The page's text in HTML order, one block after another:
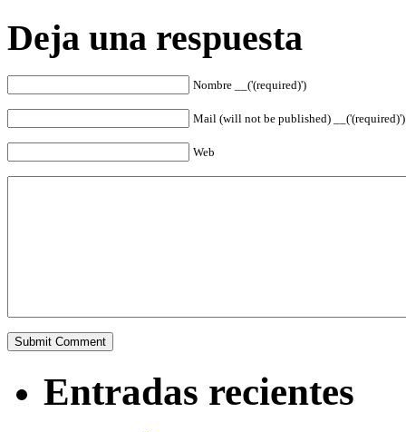
Deja una respuesta
Nombre __('(required)')
Mail (will not be published) __('(required)')
Web
Entradas recientes